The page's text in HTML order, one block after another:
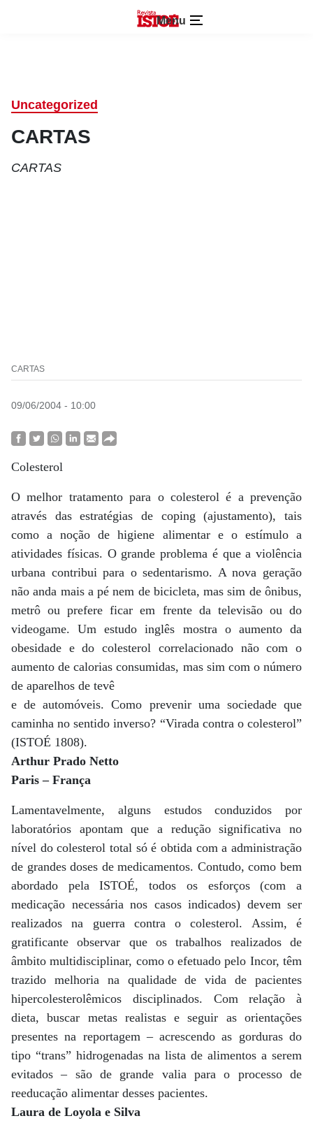
Menu
Uncategorized
CARTAS
CARTAS
CARTAS
09/06/2004 - 10:00
Colesterol
O melhor tratamento para o colesterol é a prevenção
através das estratégias de coping (ajustamento), tais
como a noção de higiene alimentar e o estímulo a
atividades físicas. O grande problema é que a violência
urbana contribui para o sedentarismo. A nova geração
não anda mais a pé nem de bicicleta, mas sim de ônibus,
metrô ou prefere ficar em frente da televisão ou do
videogame. Um estudo inglês mostra o aumento da
obesidade e do colesterol correlacionado não com o
aumento de calorias consumidas, mas sim com o número
de aparelhos de tevê
e de automóveis. Como prevenir uma sociedade que
caminha no sentido inverso? “Virada contra o colesterol”
(ISTOÉ 1808).
Arthur Prado Netto
Paris – França
Lamentavelmente, alguns estudos conduzidos por
laboratórios apontam que a redução significativa no
nível do colesterol total só é obtida com a administração
de grandes doses de medicamentos. Contudo, como bem
abordado pela ISTOÉ, todos os esforços (com a
medicação necessária nos casos indicados) devem ser
realizados na guerra contra o colesterol. Assim, é
gratificante observar que os trabalhos realizados de
âmbito multidisciplinar, como o efetuado pelo Incor, têm
trazido melhoria na qualidade de vida de pacientes
hipercolesterolêmicos disciplinados. Com relação à
dieta, buscar metas realistas e seguir as orientações
presentes na reportagem – acrescendo as gorduras do
tipo “trans” hidrogenadas na lista de alimentos a serem
evitados – são de grande valia para o processo de
reeducação alimentar desses pacientes.
Laura de Loyola e Silva